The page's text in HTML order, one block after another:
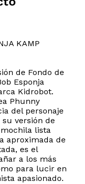
KAMP
de Fondo de
Esponja
Kidrobot.
Phunny
del personaje
versión de
lista
aproximada de
es el
a los más
para lucir en
apasionado.